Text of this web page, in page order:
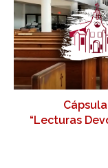
“Lecturas